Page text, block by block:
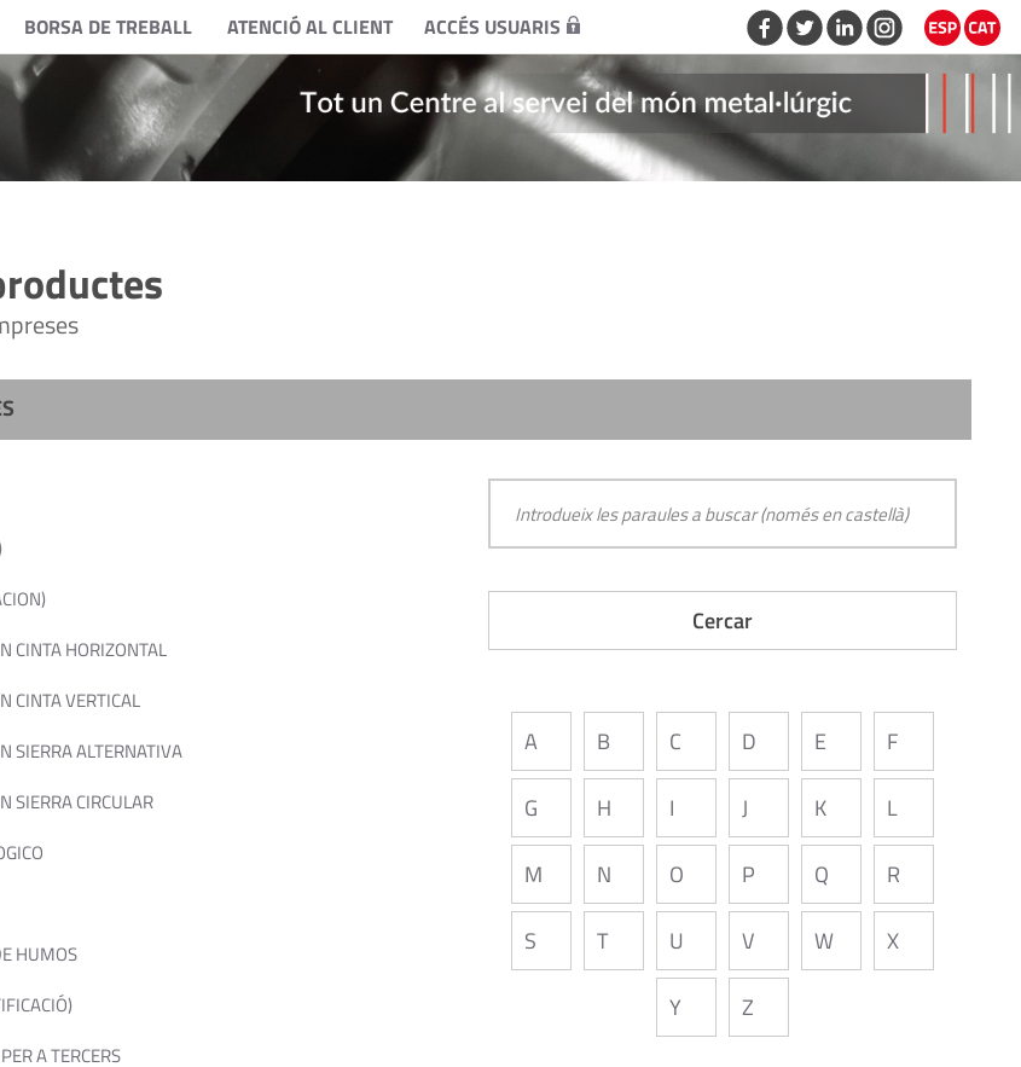
BORSA DE TREBALL ATENCIÓ AL CLIENT ACCÉS USUARIS
CINTA HORIZONTAL
CINTA VERTICAL
SIERRA ALTERNATIVA
SIERRA CIRCULAR
HUMOS
A TERCERS
A B C D E F
G H I J K L
M N O P Q R
S T U V W X
Y Z